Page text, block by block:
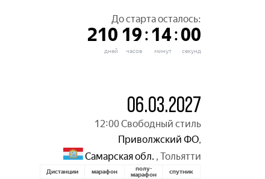
До старта осталось:
210
дней
19
часов
:14
минут
:00
секунд
06.03.2027
12:00 Свободный стиль
Приволжский ФО,
Самарская обл. , Тольятти
Дистанции марафон полу-
марафон спутник